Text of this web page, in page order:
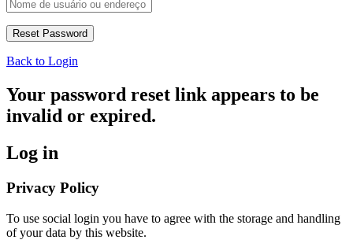
Back to Login
Your password reset link appears to be
invalid or expired.
Log in
Privacy Policy
To use social login you have to agree with the storage and handling
of your data by this website.